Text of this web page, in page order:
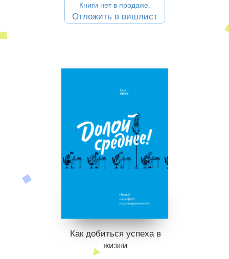
Книги нет в продаже.
Отложить в вишлист
Как добиться успеха в
жизни